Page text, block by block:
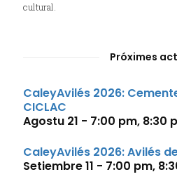
cultural.
Próximes
CaleyAvilés 2026:
CICLAC
Agostu 21 - 7:00 pm, 8:30
CaleyAvilés 2026: Avilés
Setiembre 11 - 7:00 pm,